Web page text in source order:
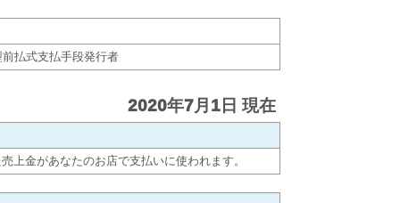
払式支払手段発行者
2020年7月1日 現在
上金があなたのお店で支払いに使われます。